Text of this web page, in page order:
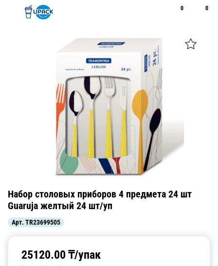
0 0
Набор столовых приборов 4 предмета 24 шт
Guaruja желтый 24 шт/уп
Арт. TR23699505
25120.00 ₸/упак